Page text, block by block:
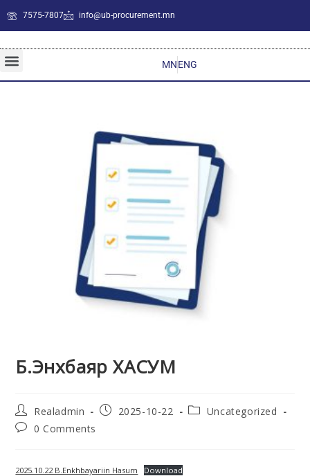
7575-7807 info@ub-procurement.mn
MNENG
Б.Энхбаяр ХАСУМ
Realadmin 2025-10-22
Uncategorized
0 Comments
2025.10.22 B.Enkhbayariin Hasum Download